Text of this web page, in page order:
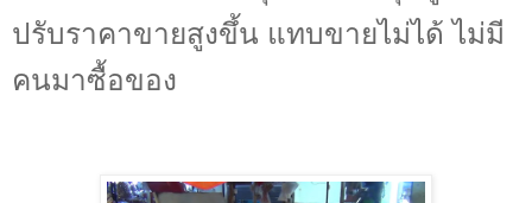
ปรับราคาขายสูงขึ้น แทบขายไม่ได้ ไม่มี
คนมาซื้อของ